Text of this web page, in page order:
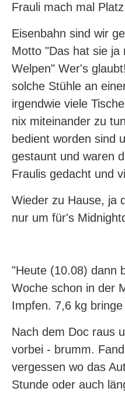
Frauli mach mal
Eisenbahn sind wir
Motto "Das hat sie ja
Welpen" Wer's
solche Stühle an
irgendwie viele
nix miteinander zu
bedient worden sind
gestaunt und waren
Fraulis gedacht und
Wieder zu Hause, ja
nur um für's
"Heute (10.08) dann
Woche schon in der
Impfen. 7,6 kg
Nach dem Doc raus
vorbei - brumm.
vergessen wo das
Stunde oder auch